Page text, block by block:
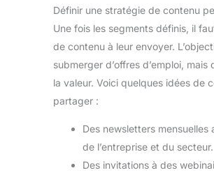
Définir une stratégie de contenu
Une fois les segments définis, il
de contenu à leur envoyer.
submerger d’offres d’emploi,
la valeur. Voici quelques idées de
partager :
Des newsletters mensuelles
de l’entreprise et du secteur.
Des invitations à des